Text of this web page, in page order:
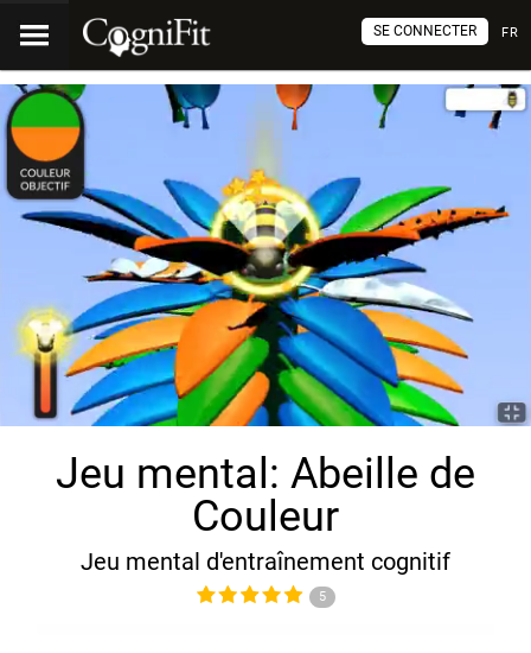
FR
SE CONNECTER
Jeu mental: Abeille de
Couleur
Jeu mental d'entraînement cognitif
5